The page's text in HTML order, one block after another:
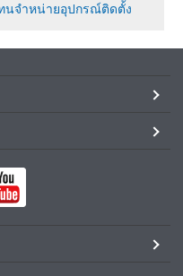
นจำหน่ายอุปกรณ์ติดตั้ง